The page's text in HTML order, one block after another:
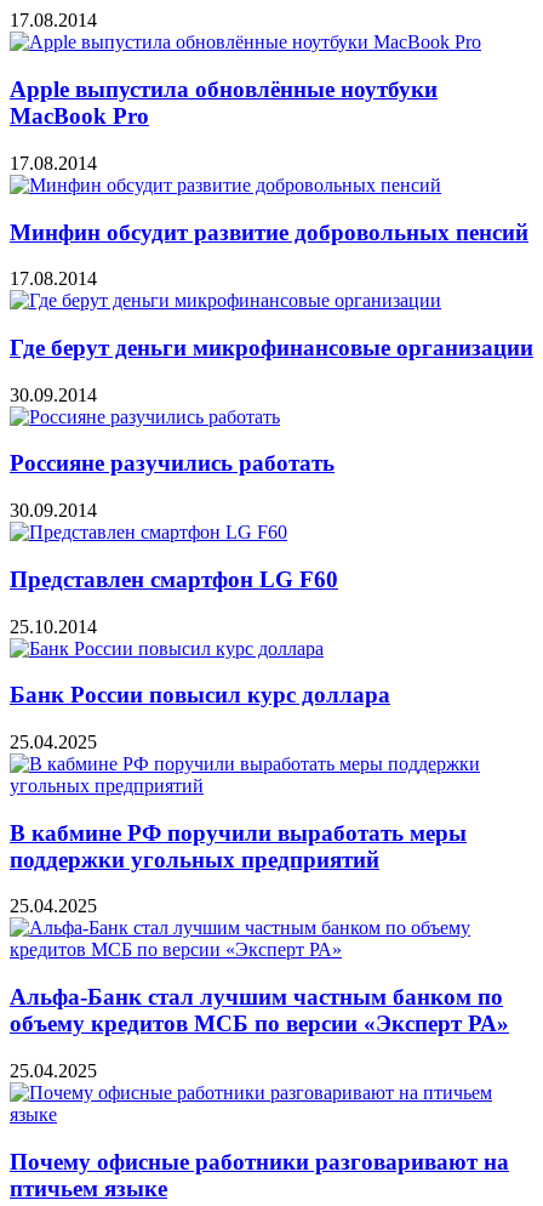
17.08.2014
Apple выпустила обновлённые ноутбуки
MacBook Pro
17.08.2014
Минфин обсудит развитие добровольных пенсий
17.08.2014
Где берут деньги микрофинансовые организации
30.09.2014
Россияне разучились работать
30.09.2014
Представлен смартфон LG F60
25.10.2014
Банк России повысил курс доллара
25.04.2025
В кабмине РФ поручили выработать меры
поддержки угольных предприятий
25.04.2025
Альфа-Банк стал лучшим частным банком по
объему кредитов МСБ по версии «Эксперт РА»
25.04.2025
Почему офисные работники разговаривают на
птичьем языке